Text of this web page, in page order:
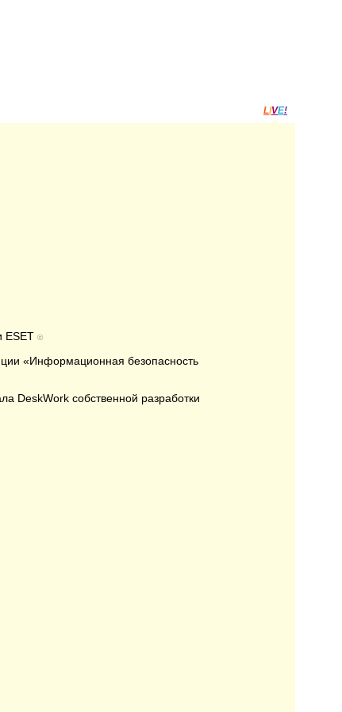
LIVE!
ESET ©
«Информационная безопасность
DeskWork собственной разработки